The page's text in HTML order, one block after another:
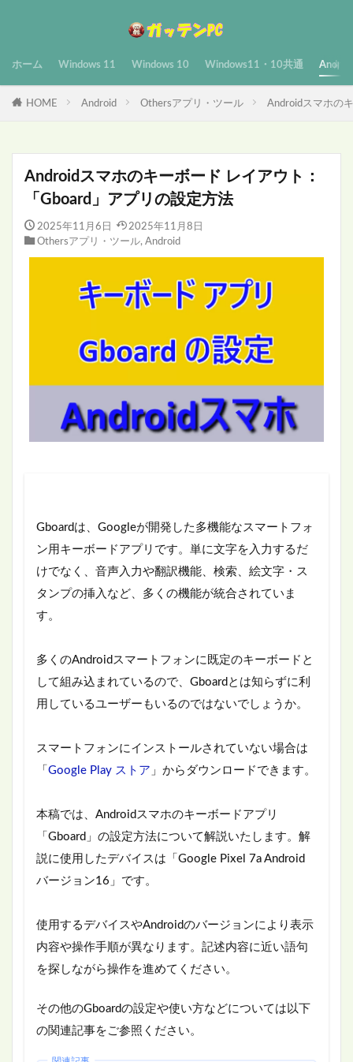
ホーム Windows 11 Windows 10 Windows11・10共通
HOME Android Othersアプリ・ツール Androidスマホの
Androidスマホのキーボード レイアウト：
「Gboard」アプリの設定方法
2025年11月6日
2025年11月8日
Othersアプリ・ツール, Android
Gboardは、Googleが開発した多機能なスマートフォ
ン用キーボードアプリです。単に文字を入力するだ
けでなく、音声入力や翻訳機能、検索、絵文字・ス
タンプの挿入など、多くの機能が統合されていま
す。
多くのAndroidスマートフォンに既定のキーボードと
して組み込まれているので、Gboardとは知らずに利
用しているユーザーもいるのではないでしょうか。
スマートフォンにインストールされていない場合は
「 Google Play ストア 」からダウンロードできます。
本稿では、Androidスマホのキーボードアプリ
「Gboard」の設定方法について解説いたします。解
説に使用したデバイスは「Google Pixel 7a Android
バージョン16」です。
使用するデバイスやAndroidのバージョンにより表示
内容や操作手順が異なります。記述内容に近い語句
を探しながら操作を進めてください。
その他のGboardの設定や使い方などについては以下
の関連記事をご参照ください。